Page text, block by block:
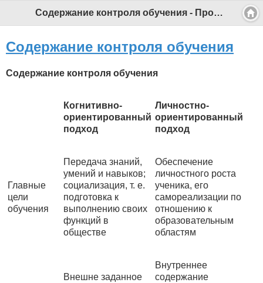
Содержание контроля обучения - Профессиональный педагог
Содержание контроля обучения
Содержание контроля обучения
Когнитивно-
ориентированный
подход
Личностно-
ориентированный
подход
Главные
цели
обучения
Передача знаний,
умений и навыков;
социализация, т. е.
подготовка к
выполнению своих
функций в
обществе
Обеспечение
личностного роста
ученика, его
самореализации по
отношению к
образовательным
областям
Внешне заданное
Внутреннее
содержание